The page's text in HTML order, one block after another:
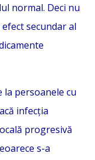
normal. Deci nu
secundar al
la persoanele cu
infecția
progresivă
s-a